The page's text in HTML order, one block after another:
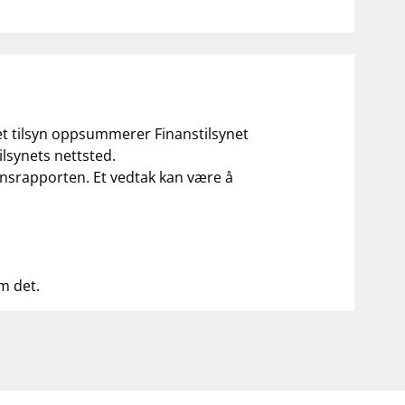
tilsyn oppsummerer Finanstilsynet
nettsted.
Et vedtak kan være å
det.